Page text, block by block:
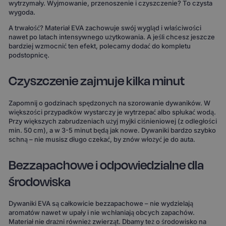
wytrzymały. Wyjmowanie, przenoszenie i czyszczenie? To czysta
wygoda.
A trwałość? Materiał EVA zachowuje swój wygląd i właściwości
nawet po latach intensywnego użytkowania. A jeśli chcesz jeszcze
bardziej wzmocnić ten efekt, polecamy dodać do kompletu
podstopnicę.
Czyszczenie zajmuje kilka minut
Zapomnij o godzinach spędzonych na szorowanie dywaników. W
większości przypadków wystarczy je wytrzepać albo spłukać wodą.
Przy większych zabrudzeniach użyj myjki ciśnieniowej (z odległości
min. 50 cm), a w 3-5 minut będą jak nowe. Dywaniki bardzo szybko
schną – nie musisz długo czekać, by znów włożyć je do auta.
Bezzapachowe i odpowiedzialne dla
środowiska
Dywaniki EVA są całkowicie bezzapachowe – nie wydzielają
aromatów nawet w upały i nie wchłaniają obcych zapachów.
Materiał nie drażni również zwierząt. Dbamy też o środowisko na